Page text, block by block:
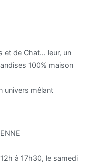
et de Chat… leur, un
100% maison
univers mêlant
à 17h30, le samedi